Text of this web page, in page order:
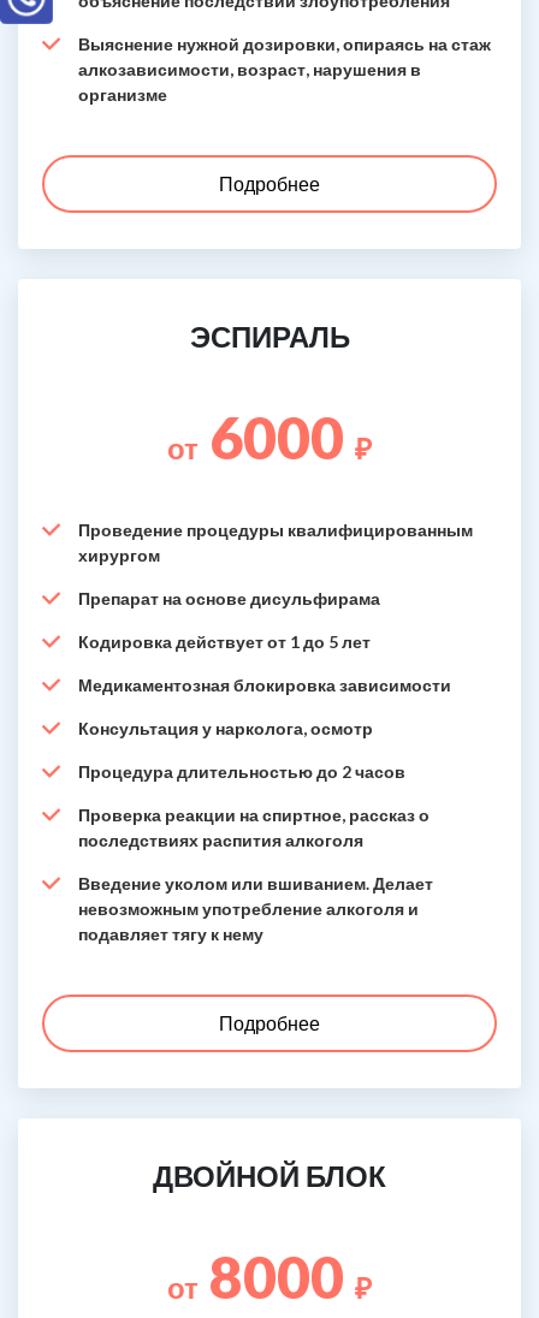
Выяснение нужной дозировки, опираясь на стаж
алкозависимости, возраст, нарушения в
организме
Подробнее
ЭСПИРАЛЬ
от 6000 ₽
Проведение процедуры квалифицированным
хирургом
Препарат на основе дисульфирама
Кодировка действует от 1 до 5 лет
Медикаментозная блокировка зависимости
Консультация у нарколога, осмотр
Процедура длительностью до 2 часов
Проверка реакции на спиртное, рассказ о
последствиях распития алкоголя
Введение уколом или вшиванием. Делает
невозможным употребление алкоголя и
подавляет тягу к нему
Подробнее
ДВОЙНОЙ БЛОК
от 8000 ₽